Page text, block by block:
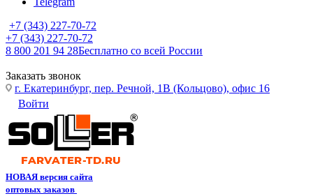
+7 (343) 227-70-72
+7 (343) 227-70-72
8 800 201 94 28Бесплатно со всей России
Заказать звонок
г. Екатеринбург, пер. Речной, 1В (Кольцово), офис 16
Войти
НОВАЯ версия сайта
оптовых заказов